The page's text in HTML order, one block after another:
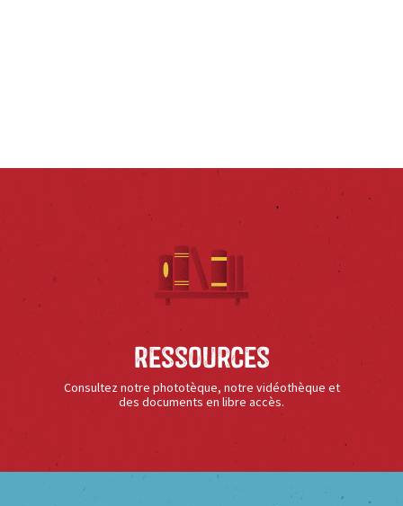
Ressources
Consultez notre phototèque, notre vidéothèque et
des documents en libre accès.